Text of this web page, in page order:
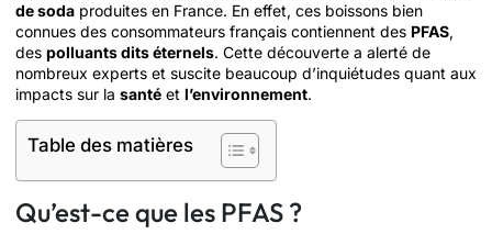
de soda produites en France. En effet, ces boissons bien
connues des consommateurs français contiennent des PFAS,
des polluants dits éternels. Cette découverte a alerté de
nombreux experts et suscite beaucoup d’inquiétudes quant aux
impacts sur la santé et l’environnement.
Table des matières
Qu’est-ce que les PFAS ?